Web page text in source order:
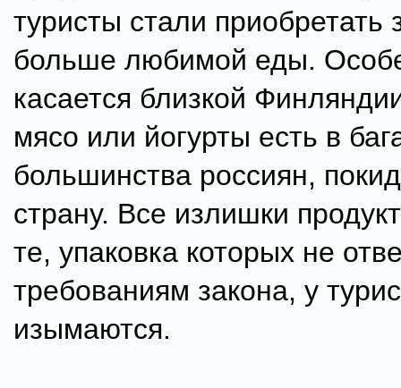
туристы стали приобретать
больше любимой еды.
касается близкой
мясо или йогурты есть в
большинства россиян,
страну. Все излишки
те, упаковка которых не
требованиям закона, у
изымаются.